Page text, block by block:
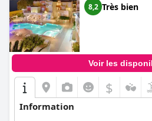
8,2 Très bien
Voir les
$
Information